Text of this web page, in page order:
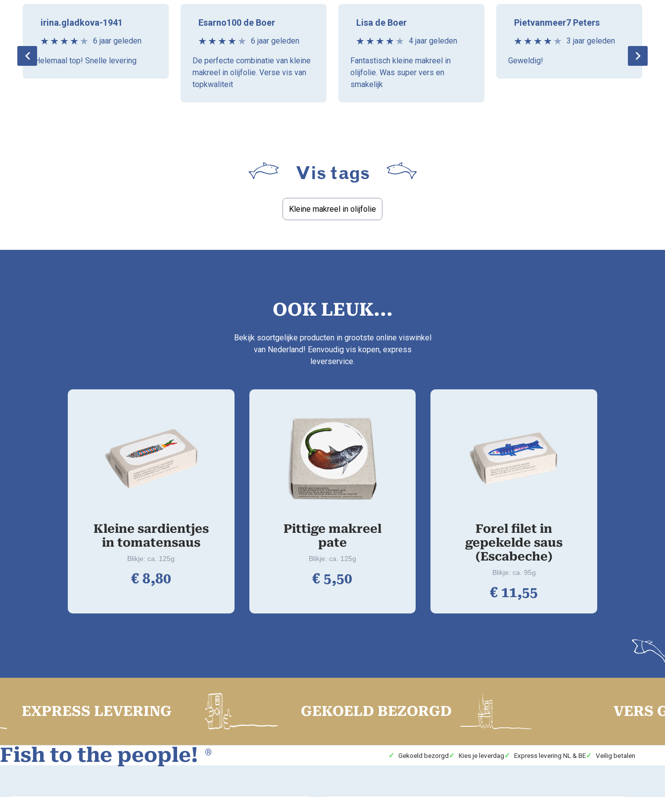
irina.gladkova-1941
6 jaar geleden
Helemaal top! Snelle levering
Esarno100 de Boer
6 jaar geleden
De perfecte combinatie van kleine
makreel in olijfolie. Verse vis van
topkwaliteit
Lisa de Boer
4 jaar geleden
Fantastisch kleine makreel in
olijfolie. Was super vers en
smakelijk
Pietvanmeer7 Peters
3 jaar geleden
Geweldig!
Vis tags
Kleine makreel in olijfolie
OOK LEUK...
Bekijk soortgelijke producten in grootste online viswinkel
van Nederland! Eenvoudig vis kopen, express
leverservice.
Kleine sardientjes
in tomatensaus
Blikje: ca. 125g
€8,80
Pittige makreel
pate
Blikje: ca. 125g
€ 5,50
Forel filet in
gepekelde saus
(Escabeche)
Blikje: ca. 95g
€ 11,55
LEVERING GEKOELD BEZORGD VERS
Fish to the people! ® Gekoeld bezorgd Kies je leverdag Express levering NL & BE Veilig betalen